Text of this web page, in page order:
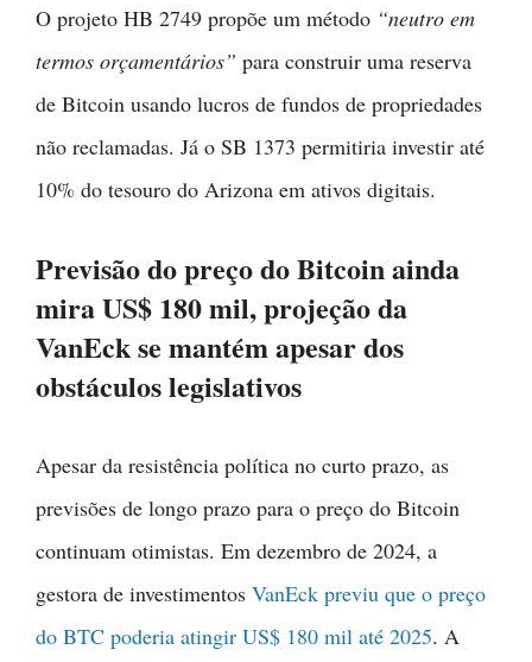
O projeto HB 2749 propõe um método “neutro em
termos orçamentários” para construir uma reserva
de Bitcoin usando lucros de fundos de propriedades
não reclamadas. Já o SB 1373 permitiria investir até
10% do tesouro do Arizona em ativos digitais.
Previsão do preço do Bitcoin ainda
mira US$ 180 mil, projeção da
VanEck se mantém apesar dos
obstáculos legislativos
Apesar da resistência política no curto prazo, as
previsões de longo prazo para o preço do Bitcoin
continuam otimistas. Em dezembro de 2024, a
gestora de investimentos VanEck previu que o preço
do BTC poderia atingir US$ 180 mil até 2025. A